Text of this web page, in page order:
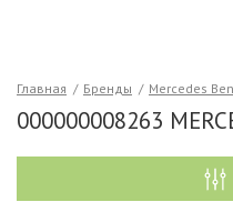
Главная / Бренды / Mercedes
000000008263